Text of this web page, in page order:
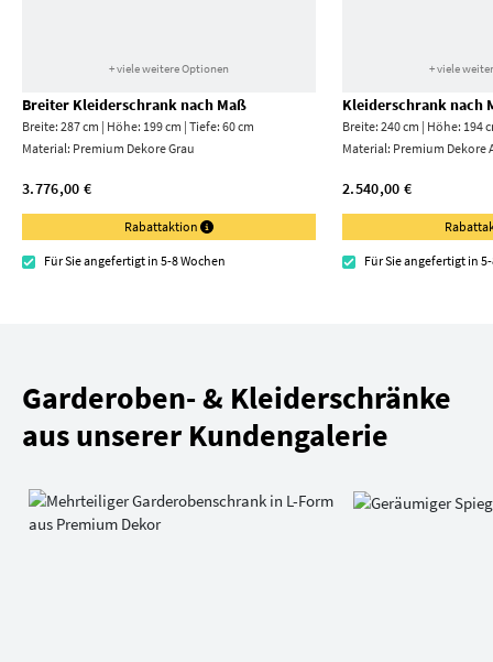
+ viele weitere Optionen
Breiter Kleiderschrank nach Maß
Breite: 287 cm | Höhe: 199 cm | Tiefe: 60 cm
Material: Premium Dekore Grau
3.776,00 €
Rabattaktion
Für Sie angefertigt in 5-8 Wochen
+ viele
Kleiderschrank nach
Breite: 240 cm | Höhe: 194
Material: Premium Dekore
2.540,00 €
Für Sie angefertigt in
Garderoben- & Kleiderschränke
aus unserer Kundengalerie